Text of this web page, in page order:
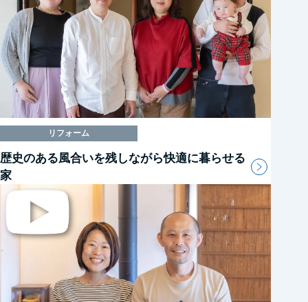
リフォーム
歴史のある風合いを残しながら快適に暮らせる
家